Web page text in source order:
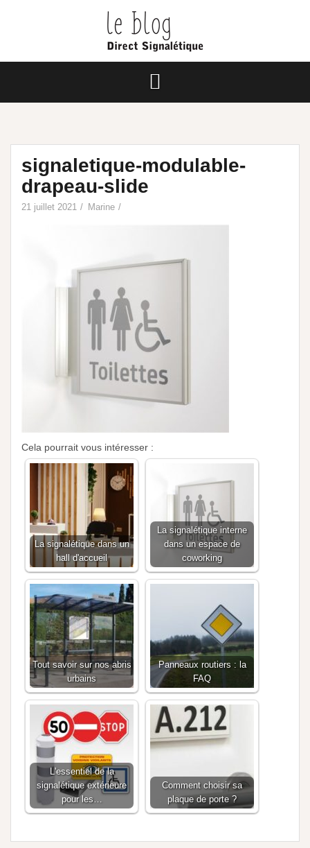
signaletique-modulable-
drapeau-slide
21 juillet 2021 Marine
Cela pourrait vous intéresser :
La signalétique dans un
hall d'accueil
La signalétique interne
dans un espace de
coworking
Tout savoir sur nos abris
urbains
Panneaux routiers : la
FAQ
L'essentiel de la
signalétique extérieure
pour les…
Comment choisir sa
plaque de porte ?